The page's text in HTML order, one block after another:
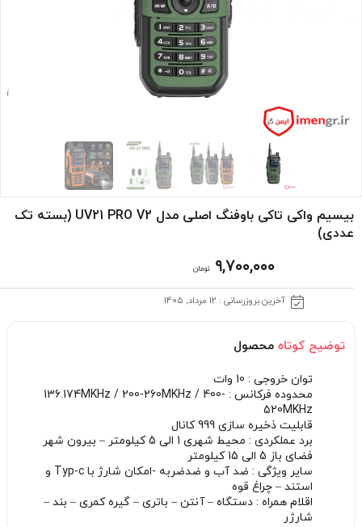
بیسیم واکی تاکی باوفنگ اصلی مدل UV21 PRO V2 (بسته تک
عددی)
۹,۷۰۰,۰۰۰ تومان
آخرین بروزرسانی : 12 مرداد, 1405
توضیح کوتاه محصول
توان خروجی : 10 وات
محدوده فرکانس : 136.174MKHz / 200-260MKHz / 400-
520MKHz
قابلیت ذخیره سازی 999 کانال
برد عملکردی : محیط شهری 1 الی 5 کیلومتر – بیرون شهر
فضای باز 5 الی 15 کیلومتر
سایر ویژگی : ضد آب و ضدضربه -امکان شارژ با Typ-c و
استند – چراغ قوه
اقلام همراه : دستگاه – آنتن – باتری – گیره کمری – بند –
شارژر